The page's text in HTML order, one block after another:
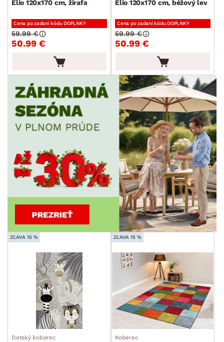
Elio 120x170 cm, žirafa
Cena po zadaní kódu DOPLNKY
50.99 €
59.99 €
Elio 120x170 cm, béžový lev
Cena po zadaní kódu DOPLNKY
50.99 €
59.99 €
ZĽAVA 15 %
Detský koberec
ZĽAVA 15 %
Koberec